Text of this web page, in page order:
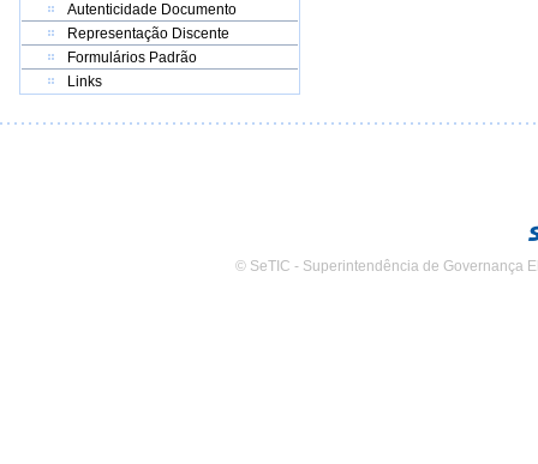
Autenticidade Documento
Representação Discente
Formulários Padrão
Links
© SeTIC - Superintendência de Governança